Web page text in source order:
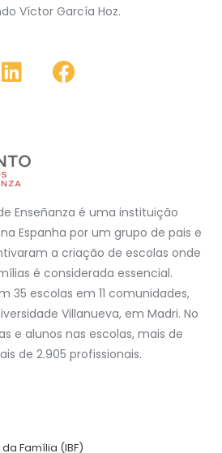
Víctor García Hoz.
Enseñanza é uma instituição
Espanha por um grupo de pais e
a criação de escolas onde
é considerada essencial.
35 escolas em 11 comunidades,
Villanueva, em Madri. No
e alunos nas escolas, mais de
de 2.905 profissionais.
Família (IBF)